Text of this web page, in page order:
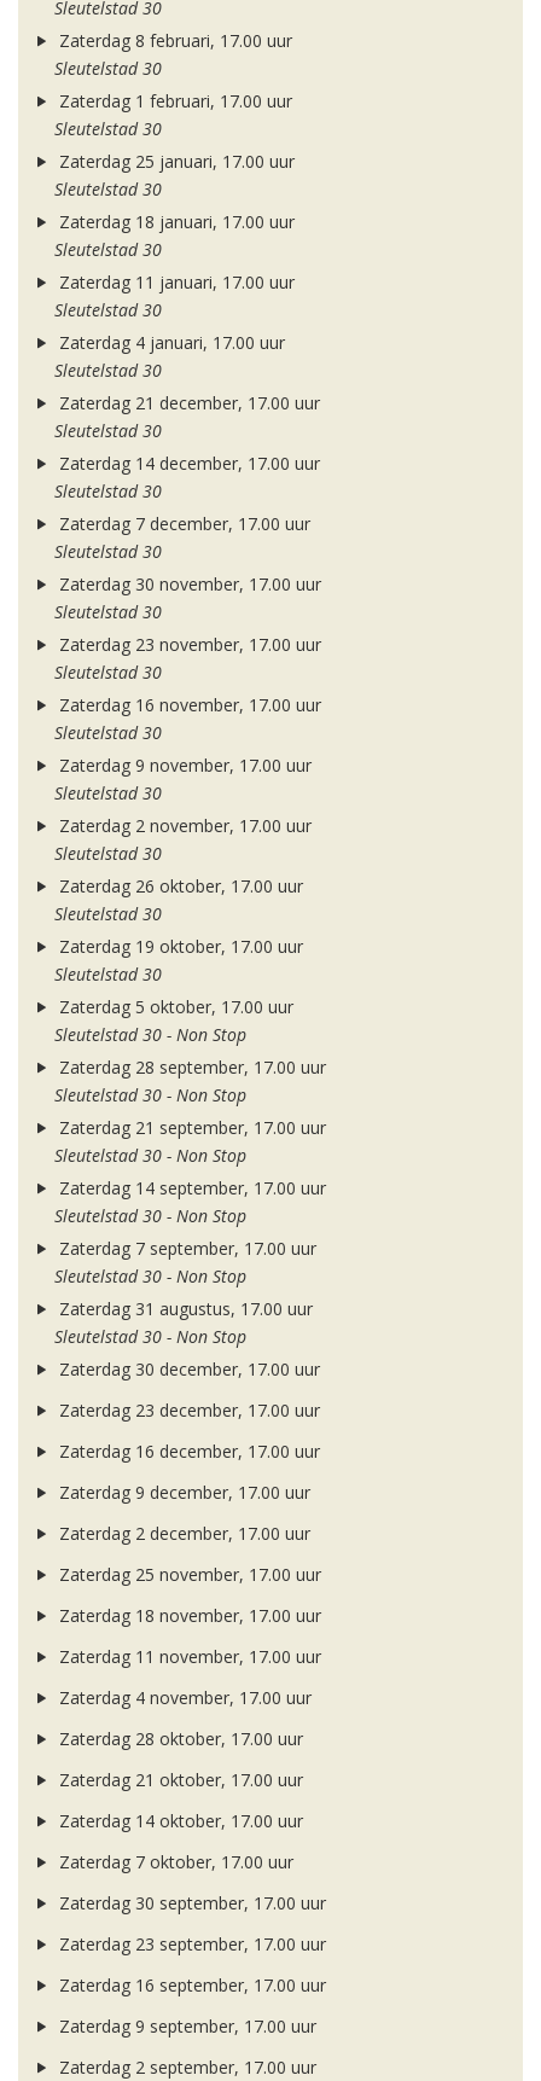
Sleutelstad 30
Zaterdag 8 februari, 17.00 uur
Sleutelstad 30
Zaterdag 1 februari, 17.00 uur
Sleutelstad 30
Zaterdag 25 januari, 17.00 uur
Sleutelstad 30
Zaterdag 18 januari, 17.00 uur
Sleutelstad 30
Zaterdag 11 januari, 17.00 uur
Sleutelstad 30
Zaterdag 4 januari, 17.00 uur
Sleutelstad 30
Zaterdag 21 december, 17.00 uur
Sleutelstad 30
Zaterdag 14 december, 17.00 uur
Sleutelstad 30
Zaterdag 7 december, 17.00 uur
Sleutelstad 30
Zaterdag 30 november, 17.00 uur
Sleutelstad 30
Zaterdag 23 november, 17.00 uur
Sleutelstad 30
Zaterdag 16 november, 17.00 uur
Sleutelstad 30
Zaterdag 9 november, 17.00 uur
Sleutelstad 30
Zaterdag 2 november, 17.00 uur
Sleutelstad 30
Zaterdag 26 oktober, 17.00 uur
Sleutelstad 30
Zaterdag 19 oktober, 17.00 uur
Sleutelstad 30
Zaterdag 5 oktober, 17.00 uur
Sleutelstad 30 - Non Stop
Zaterdag 28 september, 17.00 uur
Sleutelstad 30 - Non Stop
Zaterdag 21 september, 17.00 uur
Sleutelstad 30 - Non Stop
Zaterdag 14 september, 17.00 uur
Sleutelstad 30 - Non Stop
Zaterdag 7 september, 17.00 uur
Sleutelstad 30 - Non Stop
Zaterdag 31 augustus, 17.00 uur
Sleutelstad 30 - Non Stop
Zaterdag 30 december, 17.00 uur
Zaterdag 23 december, 17.00 uur
Zaterdag 16 december, 17.00 uur
Zaterdag 9 december, 17.00 uur
Zaterdag 2 december, 17.00 uur
Zaterdag 25 november, 17.00 uur
Zaterdag 18 november, 17.00 uur
Zaterdag 11 november, 17.00 uur
Zaterdag 4 november, 17.00 uur
Zaterdag 28 oktober, 17.00 uur
Zaterdag 21 oktober, 17.00 uur
Zaterdag 14 oktober, 17.00 uur
Zaterdag 7 oktober, 17.00 uur
Zaterdag 30 september, 17.00 uur
Zaterdag 23 september, 17.00 uur
Zaterdag 16 september, 17.00 uur
Zaterdag 9 september, 17.00 uur
Zaterdag 2 september, 17.00 uur